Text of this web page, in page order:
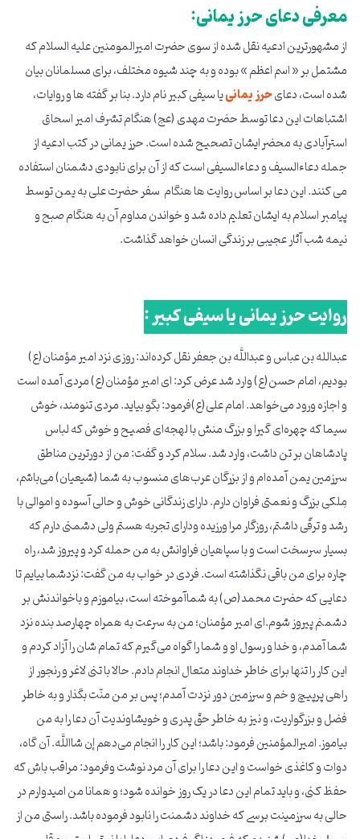
معرفی دعای حرز یمانی:
از مشهورترین ادعیه نقل شده از سوی حضرت امیرالمومنین علیه السلام که
مشتمل بر « اسم اعظم » بوده و به چند شیوه مختلف، برای مسلمانان بیان
شده است، دعایحرز یمانییا سیفی کبیر نام دارد. بنا بر گفته ها و روایات،
اشتباهات این دعا توسط حضرت مهدی (عج) هنگام تشرف امیر اسحاق
استرآبادی به محضر ایشان تصحیح شده است. حرز یمانی در کتب ادعیه از
جمله دعاءالسیف و دعاءالسیفی است که از آن برای نابودی دشمنان استفاده
می کنند. این دعا بر اساس روایت ها هنگام سفر حضرت علی به یمن توسط
پیامبر اسلام به ایشان تعلیم داده شد و خواندن مداوم آن به هنگام صبح و
نیمه شب آثار عجیبی بر زندگی انسان خواهد گذاشت.
روایت حرز یمانی یا سیفی کبیر :
عبدالله بن عباس و عبداللَّه بن جعفر نقل کرده‌اند: روزی نزد امیر مؤمنان(ع)
بودیم، امام حسن(ع) وارد شد عرض کرد: ای امیر مؤمنان(ع) مردی آمده است
و اجازه ورود می‌خواهد. امام علی(ع)فرمود: بگو بیاید. مردی تنومند، خوش
سیما که چهره‌ای گیرا و بزرگ منش با لهجه‌ای فصیح و خوش که لباس
پادشاهان بر تن داشت، وارد شد. سلام کرد و گفت: من از دورترین مناطق
سرزمین یمن آمده‌ام و از بزرگان عرب‌های منسوب به شما (شیعیان) می‌باشم،
مِلکی بزرگ و نعمتی فراوان دارم. دارای زندگانی خوش و حالی آسوده و اموالی با
رشد و ترقّی داشتم، روزگار مرا ورزیده ودارای تجربه هستم ولی دشمنی دارم که
بسیار سرسخت است و با سپاهیان فراوانش به من حمله کرد و پیروز شد، راه
چاره برای من باقی نگذاشته است. فردی در خواب به من گفت: نزدشما بیایم تا
دعایی که حضرت محمد(ص) به شماآموخته است، بیاموزم و باخواندنش بر
دشمنم پیروز شوم.ای امیر مؤمنان؛ من به سرعت به همراه چهارصد بنده نزد
شما آمدم، و خدا و رسول او و شما را گواه می‌گیرم که تمام شان را آزاد کردم و
این کار را تنها برای خاطر خداوند متعال انجام دادم. حالا با تنی لاغر و رنجور از
راهی پرپیچ و خم و سرزمین دور نزدت آمدم؛ پس بر من منّت بگذار و به خاطر
فضل و بزرگواریت، و نیز به خاطر حقّ پدری و خویشاوندیت آن دعا را به من
بیاموز. امیرالمؤمنین فرمود: باشد؛ این کار را انجام می‌دهم إن شااللَّه. آن گاه،
دوات و کاغذی خواست و این دعا را برای آن مرد نوشت وفرمود: مراقب باش که
حفظ کنی، و باید تمام این دعا در یک روز خوانده شود؛ و همانا من امیدوارم در
حالی به سرزمینت برسی که خداوند دشمنت را نابود فرموده باشد. راستی من از